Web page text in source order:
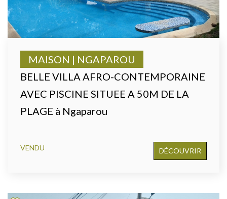
BELLE VILLA AFRO-CONTEMPORAINE
AVEC PISCINE SITUEE A 50M DE LA
PLAGE à Ngaparou
MAISON | NGAPAROU
VENDU DÉCOUVRIR